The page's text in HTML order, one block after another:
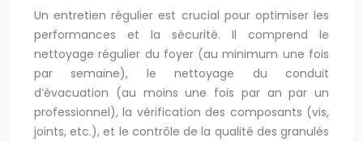
Un entretien régulier est crucial pour optimiser les
performances et la sécurité. Il comprend le
nettoyage régulier du foyer (au minimum une fois
par semaine), le nettoyage du conduit
d’évacuation (au moins une fois par an par un
professionnel), la vérification des composants (vis,
joints, etc.), et le contrôle de la qualité des granulés